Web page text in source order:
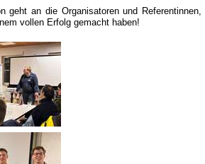
geht an die Organisatoren und Referentinnen,
vollen Erfolg gemacht haben!